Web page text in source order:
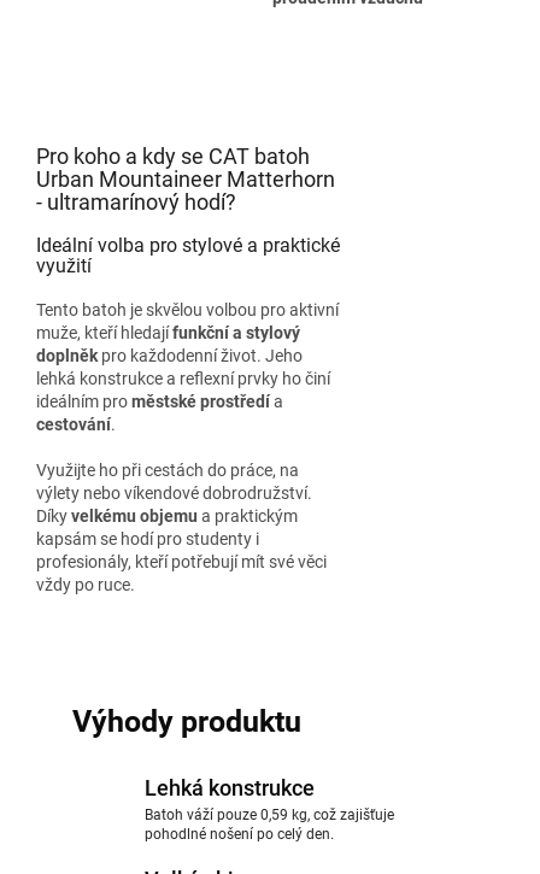
Pro koho a kdy se CAT batoh
Urban Mountaineer Matterhorn
- ultramarínový hodí?
Ideální volba pro stylové a praktické
využití
Tento batoh je skvělou volbou pro aktivní
muže, kteří hledajífunkční a stylový
doplněkpro každodenní život. Jeho
lehká konstrukce a reflexní prvky ho činí
ideálním proměstské prostředía
cestování.
Využijte ho při cestách do práce, na
výlety nebo víkendové dobrodružství.
Díkyvelkému objemu a praktickým
kapsám se hodí pro studenty i
profesionály, kteří potřebují mít své věci
vždy po ruce.
Výhody produktu
Lehká konstrukce
Batoh váží pouze 0,59 kg, což zajišťuje
pohodlné nošení po celý den.